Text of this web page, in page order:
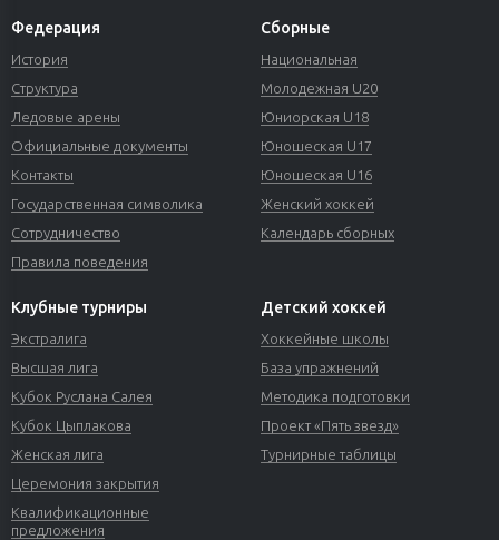
Федерация
История
Структура
Ледовые арены
Официальные документы
Контакты
Государственная символика
Сотрудничество
Правила поведения
Сборные
Национальная
Молодежная U20
Юниорская U18
Юношеская U17
Юношеская U16
Женский хоккей
Календарь сборных
Клубные турниры
Экстралига
Высшая лига
Кубок Руслана Салея
Кубок Цыплакова
Женская лига
Церемония закрытия
Квалификационные
предложения
Детский хоккей
Хоккейные школы
База упражнений
Методика подготовки
Проект «Пять звезд»
Турнирные таблицы